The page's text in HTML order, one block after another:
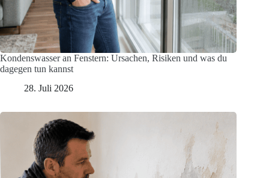
Kondenswasser an Fenstern: Ursachen, Risiken und was du
dagegen tun kannst
28. Juli 2026